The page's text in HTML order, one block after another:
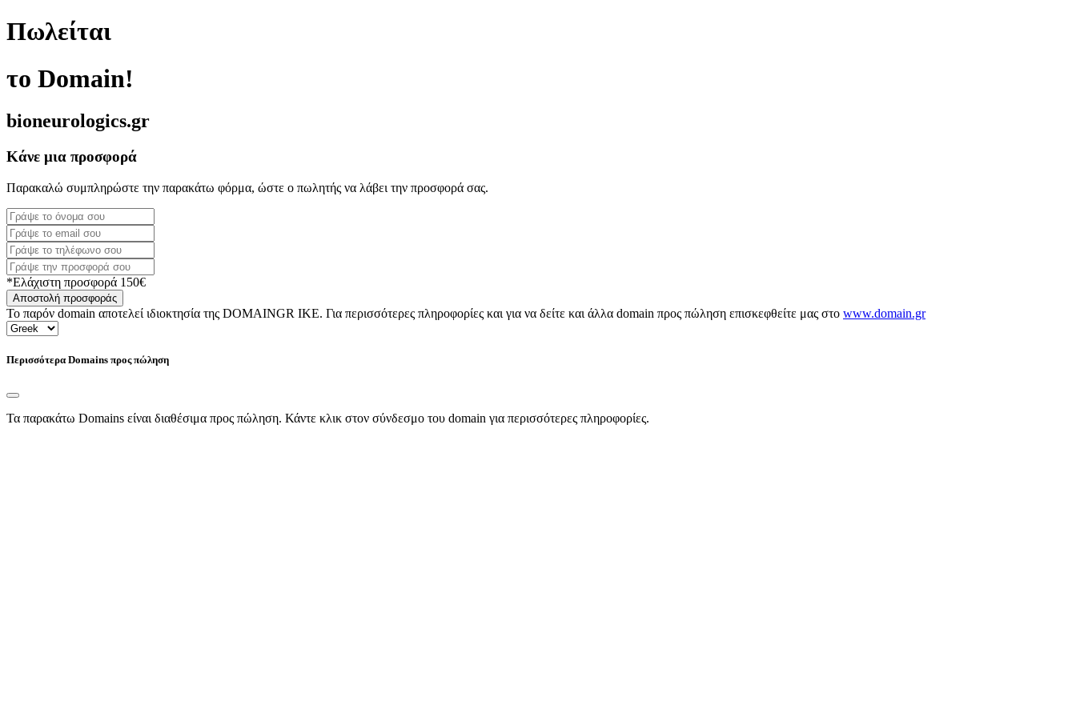
Πωλείται
το Domain!
bioneurologics.gr
Κάνε μια προσφορά
Παρακαλώ συμπληρώστε την παρακάτω φόρμα, ώστε ο πωλητής να λάβει την προσφορά σας.
*Ελάχιστη προσφορά 150€
Αποστολή προσφοράς
Το παρόν domain αποτελεί ιδιοκτησία της DOMAINGR ΙΚΕ. Για περισσότερες πληροφορίες και για να δείτε και άλλα domain προς πώληση επισκεφθείτε μας στο www.domain.gr
Περισσότερα Domains προς πώληση
Τα παρακάτω Domains είναι διαθέσιμα προς πώληση. Κάντε κλικ στον σύνδεσμο του domain για περισσότερες πληροφορίες.